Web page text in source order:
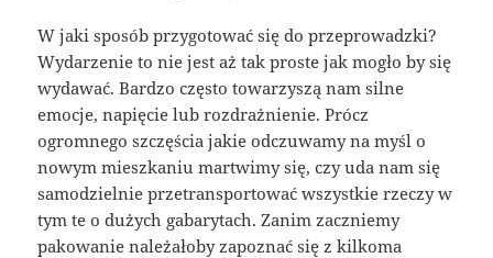
W jaki sposób przygotować się do przeprowadzki?
Wydarzenie to nie jest aż tak proste jak mogło by się
wydawać. Bardzo często towarzyszą nam silne
emocje, napięcie lub rozdrażnienie. Prócz
ogromnego szczęścia jakie odczuwamy na myśl o
nowym mieszkaniu martwimy się, czy uda nam się
samodzielnie przetransportować wszystkie rzeczy w
tym te o dużych gabarytach. Zanim zaczniemy
pakowanie należałoby zapoznać się z kilkoma